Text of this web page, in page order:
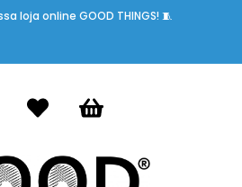
loja online GOOD THINGS! 🧵